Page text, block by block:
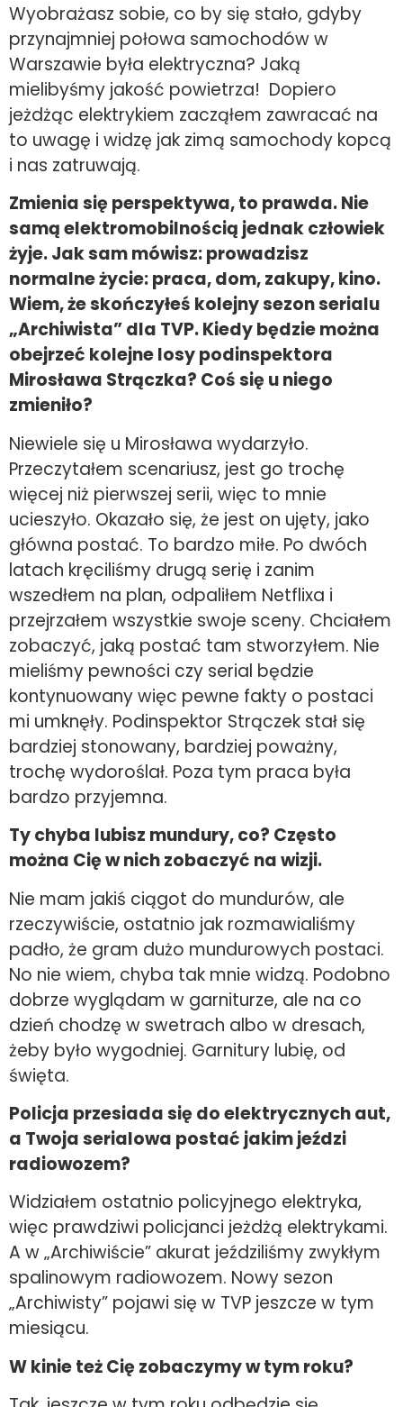
Wyobrażasz sobie, co by się stało, gdyby
przynajmniej połowa samochodów w
Warszawie była elektryczna? Jaką
mielibyśmy jakość powietrza! Dopiero
jeżdżąc elektrykiem zacząłem zawracać na
to uwagę i widzę jak zimą samochody kopcą
i nas zatruwają.
Zmienia się perspektywa, to prawda. Nie
samą elektromobilnością jednak człowiek
żyje. Jak sam mówisz: prowadzisz
normalne życie: praca, dom, zakupy, kino.
Wiem, że skończyłeś kolejny sezon serialu
„Archiwista” dla TVP. Kiedy będzie można
obejrzeć kolejne losy podinspektora
Mirosława Strączka? Coś się u niego
zmieniło?
Niewiele się u Mirosława wydarzyło.
Przeczytałem scenariusz, jest go trochę
więcej niż pierwszej serii, więc to mnie
ucieszyło. Okazało się, że jest on ujęty, jako
główna postać. To bardzo miłe. Po dwóch
latach kręciliśmy drugą serię i zanim
wszedłem na plan, odpaliłem Netflixa i
przejrzałem wszystkie swoje sceny. Chciałem
zobaczyć, jaką postać tam stworzyłem. Nie
mieliśmy pewności czy serial będzie
kontynuowany więc pewne fakty o postaci
mi umknęły. Podinspektor Strączek stał się
bardziej stonowany, bardziej poważny,
trochę wydoroślał. Poza tym praca była
bardzo przyjemna.
Ty chyba lubisz mundury, co? Często
można Cię w nich zobaczyć na wizji.
Nie mam jakiś ciągot do mundurów, ale
rzeczywiście, ostatnio jak rozmawialiśmy
padło, że gram dużo mundurowych postaci.
No nie wiem, chyba tak mnie widzą. Podobno
dobrze wyglądam w garniturze, ale na co
dzień chodzę w swetrach albo w dresach,
żeby było wygodniej. Garnitury lubię, od
święta.
Policja przesiada się do elektrycznych aut,
a Twoja serialowa postać jakim jeździ
radiowozem?
Widziałem ostatnio policyjnego elektryka,
więc prawdziwi policjanci jeżdżą elektrykami.
A w „Archiwiście” akurat jeździliśmy zwykłym
spalinowym radiowozem. Nowy sezon
„Archiwisty” pojawi się w TVP jeszcze w tym
miesiącu.
W kinie też Cię zobaczymy w tym roku?